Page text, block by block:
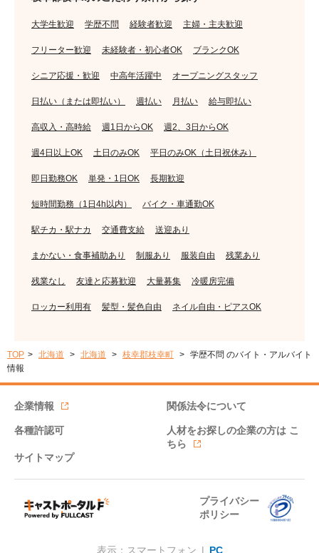
大学生歓迎 学歴不問 経験者歓迎 主婦・主夫歓迎
フリーター歓迎 未経験者・初心者OK ブランクOK
シニア応援・歓迎 中高年活躍中 オープニングスタッフ
日払い（または即払い） 週払い 月払い 給与即払い
高収入・高時給 週1日からOK 週2、3日からOK
週4日以上OK 土日のみOK 平日のみOK（土日祝休み）
即日勤務OK 単発・1日OK 長期歓迎
短時間勤務（1日4h以内） バイク・車通勤OK
駅チカ・駅ナカ 交通費支給 送迎あり
まかない・食事補助あり 制服あり 服装自由 残業あり
残業なし 友達と応募歓迎 大量募集 冷暖房完備
ロッカー利用有 髪型・髪色自由 ネイル自由・ピアスOK
TOP 北海道 北海道 枝幸郡枝幸町
学歴不問 のバイト・アルバイト
情報
企業情報 関係法令について
各種許認可 人材をお探しの企業の方は こ
ちら
サイトマップ
プライバシー
ポリシー
表示：スマートフォン | PC